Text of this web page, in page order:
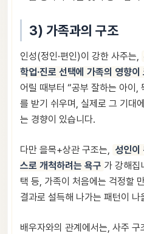
3) 가족과의 구조
인성(정인·편인)이 강한 사주는,
학업·진로 선택에 가족의 영향
어릴 때부터 “공부 잘하는 아이,
를 받기 쉬우며, 실제로 그 기대
는 경향이 있습니다.
다만 을목+상관 구조는, 성인이
스로 개척하려는 욕구 가 강해집
택 등, 가족이 처음에는 걱정할
결과로 설득해 나가는 패턴이 나
배우자와의 관계에서는, 사주